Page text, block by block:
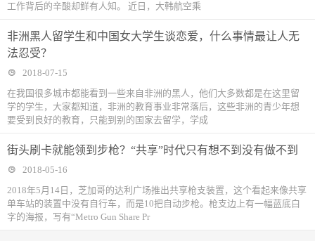
工作背后的辛酸却鲜有人知。 近日，大韩航空乘
非洲黑人留学生和中国女大学生谈恋爱，什么事情最让人无
法忍受？
2018-07-15
在我国很多城市都能看到一些来自非洲的黑人，他们大多数都是在这里留
学的学生，大家都知道，非洲的教育事业非常落后，这些非洲的青少年想
要受到良好的教育，只能到别的国家去留学，学成
街头刷卡就能领到步枪？“共享”时代只有想不到没有做不到
2018-05-16
2018年5月14日，芝加哥的达利广场推出共享枪支装置，这个看起来像共享
单车站的装置中没有自行车，而是10把自动步枪。枪支边上有一幅蓝底白
字的海报，写有“Metro Gun Share Pr